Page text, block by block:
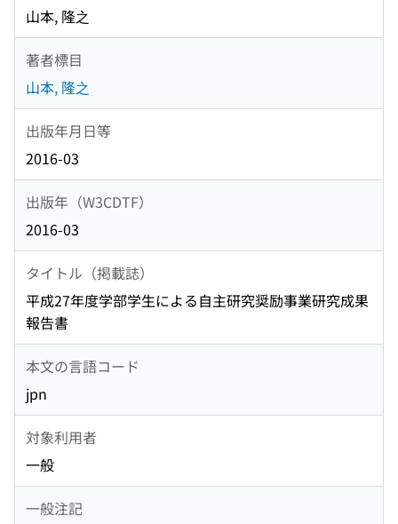
山本, 隆之
著者標目
山本, 隆之
出版年月日等
2016-03
出版年（W3CDTF）
2016-03
タイトル（掲載誌）
平成27年度学部学生による自主研究奨励事業研究成果
報告書
本文の言語コード
jpn
対象利用者
一般
一般注記